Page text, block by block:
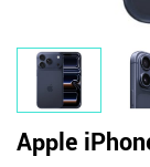
Apple